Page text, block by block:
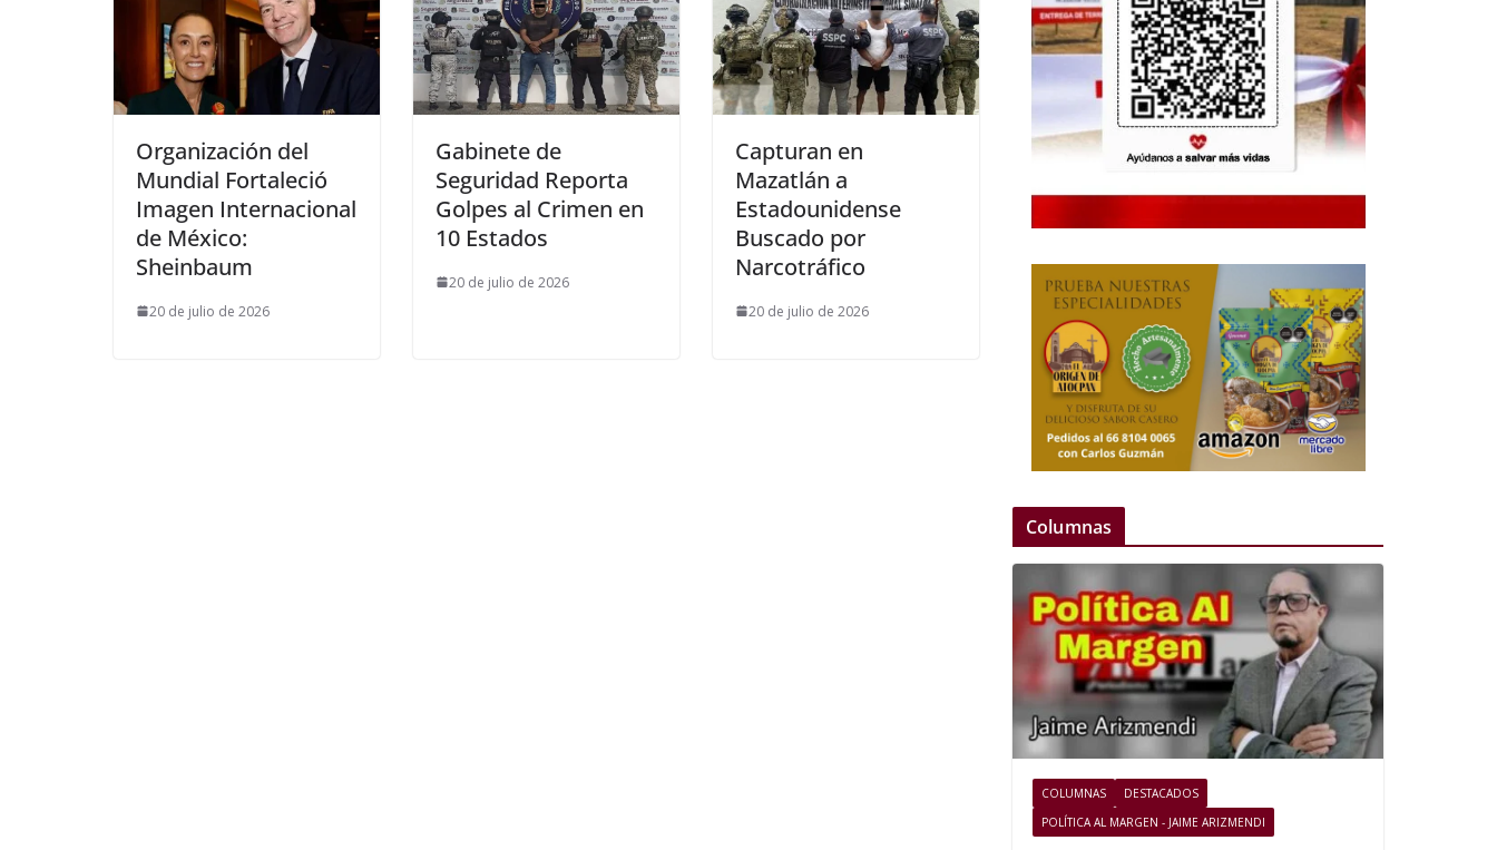
Organización del
Mundial Fortaleció
Imagen Internacional
de México:
Sheinbaum
20 de julio de 2026
Gabinete de
Seguridad Reporta
Golpes al Crimen en
10 Estados
20 de julio de 2026
Capturan en
Mazatlán a
Estadounidense
Buscado por
Narcotráfico
20 de julio de 2026
Columnas
COLUMNAS
DESTACADOS
POLÍTICA AL MARGEN - JAIME ARIZMENDI